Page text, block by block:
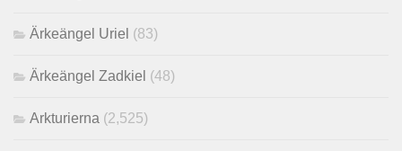
Ärkeängel Uriel (83)
Ärkeängel Zadkiel (48)
Arkturierna (2,525)